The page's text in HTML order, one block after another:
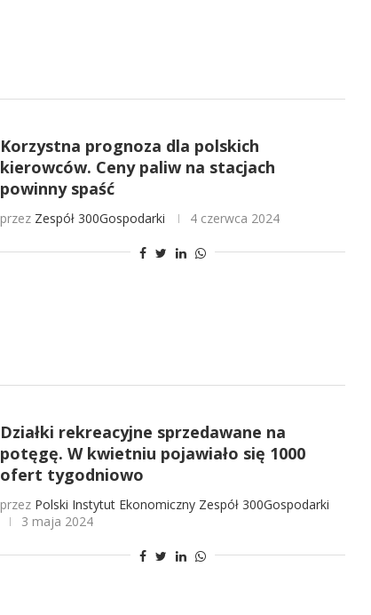
Korzystna prognoza dla polskich
kierowców. Ceny paliw na stacjach
powinny spaść
przez Zespół 300Gospodarki 4 czerwca 2024
Działki rekreacyjne sprzedawane na
potęgę. W kwietniu pojawiało się 1000
ofert tygodniowo
przez Polski Instytut Ekonomiczny Zespół 300Gospodarki
3 maja 2024